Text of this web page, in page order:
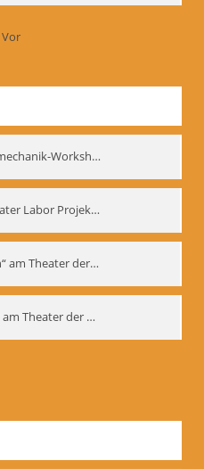
Vor
Internationaler Biomechanik-Workshop, Moskau 1993
Internationales Theater Labor Projekt: Play Don Juan
„Karlsson vom Dach“ am Theater der Satire, Moskau 1985
„Warten auf Godot“ am Theater der Saire, Moskau 1980er